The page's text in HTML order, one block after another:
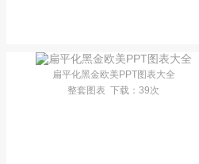
扁平化黑金欧美PPT图表大全
整套图表 下载 ：39次